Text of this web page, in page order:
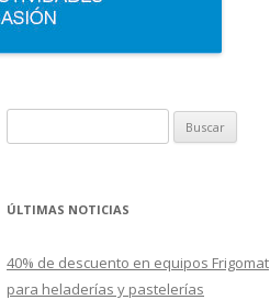
u
c
r
ÚLTIMAS NOTICIAS
40% de descuento en equipos Frigomat
para heladerías y pastelerías